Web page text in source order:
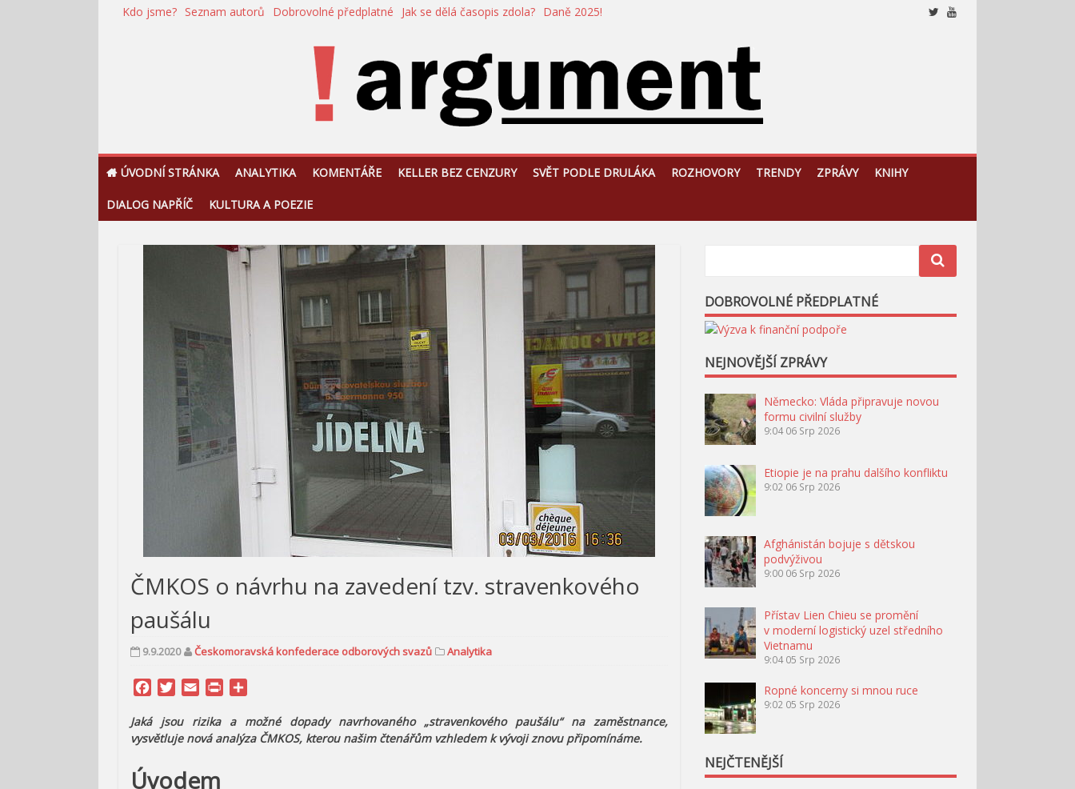
PřeskočitKdo jsme? Seznam autorů Dobrovolné předplatné Jak se dělá časopis zdola? Daně 2025!
!Argument
ÚVODNÍ STRÁNKA ANALYTIKA KOMENTÁŘE KELLER BEZ CENZURY SVĚT PODLE DRULÁKA ROZHOVORY TRENDY ZPRÁVY KNIHY
DIALOG NAPŘÍČ KULTURA A POEZIE
ČMKOS o návrhu na zavedení tzv. stravenkového
paušálu
9.9.2020 Českomoravská konfederace odborových svazů Analytika
Facebook
Twitter
Email Print
Jaká jsou rizika a možné dopady navrhovaného „stravenkového paušálu“ na zaměstnance,
vysvětluje nová analýza ČMKOS, kterou našim čtenářům vzhledem k vývoji znovu připomínáme.
Úvodem
DOBROVOLNÉ PŘEDPLATNÉ
NEJNOVĚJŠÍ ZPRÁVY
Německo: Vláda připravuje novou
formu civilní služby
9:04 06 Srp 2026
Etiopie je na prahu dalšího konfliktu
9:02 06 Srp 2026
Afghánistán bojuje s dětskou
podvýživou
9:00 06 Srp 2026
Přístav Lien Chieu se promění
v moderní logistický uzel středního
Vietnamu
9:04 05 Srp 2026
Ropné koncerny si mnou ruce
9:02 05 Srp 2026
NEJČTENĚJŠÍ